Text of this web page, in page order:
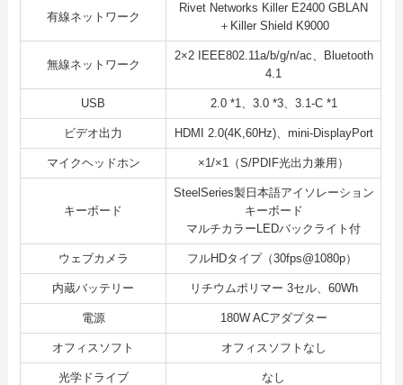
有線ネットワーク
Rivet Networks Killer E2400 GBLAN
＋Killer Shield K9000
無線ネットワーク
2×2 IEEE802.11a/b/g/n/ac、Bluetooth
4.1
USB 2.0 *1、3.0 *3、3.1-C *1
ビデオ出力 HDMI 2.0(4K,60Hz)、mini-DisplayPort
マイクヘッドホン ×1/×1（S/PDIF光出力兼用）
キーボード
SteelSeries製日本語アイソレーション
キーボード
マルチカラーLEDバックライト付
ウェブカメラ フルHDタイプ（30fps@1080p）
内蔵バッテリー リチウムポリマー 3セル、60Wh
電源 180W ACアダプター
オフィスソフト オフィスソフトなし
光学ドライブ なし